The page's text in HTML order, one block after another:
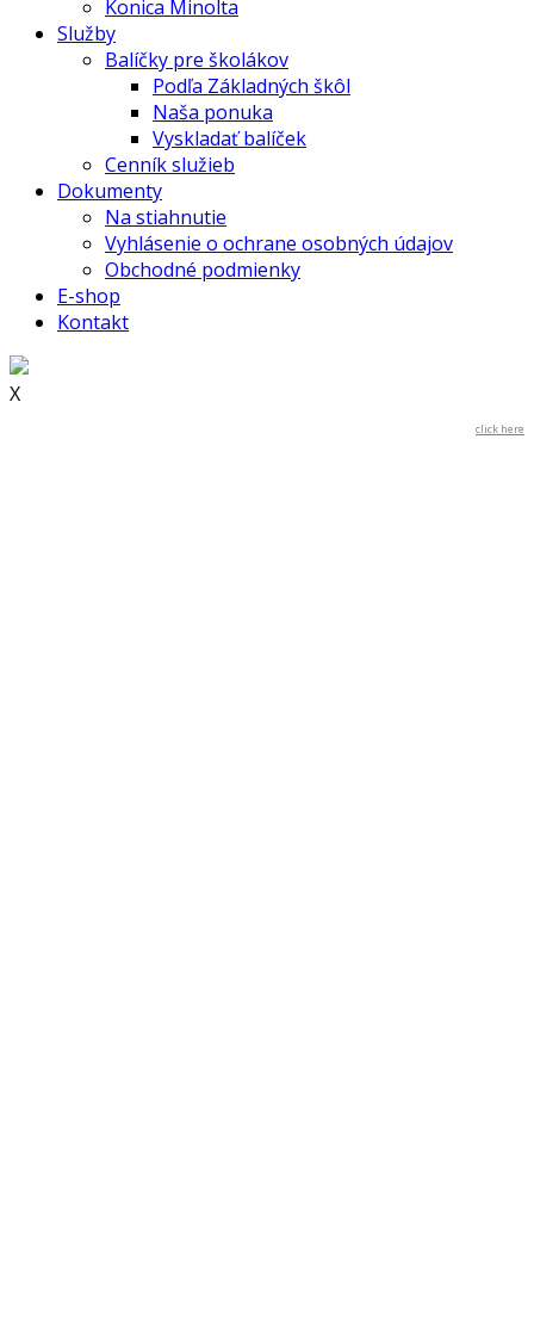
Konica Minolta
Služby
Balíčky pre školákov
Podľa Základných škôl
Naša ponuka
Vyskladať balíček
Cenník služieb
Dokumenty
Na stiahnutie
Vyhlásenie o ochrane osobných údajov
Obchodné podmienky
E-shop
Kontakt
X
click here